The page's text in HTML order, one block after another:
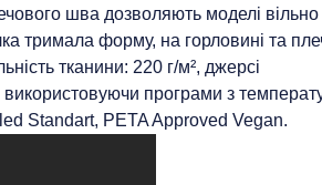
шва дозволяють моделі вільно
тримала форму, на горловині та
тканини: 220 г/м², джерсі
програми з
Standart, PETA Approved Vegan.